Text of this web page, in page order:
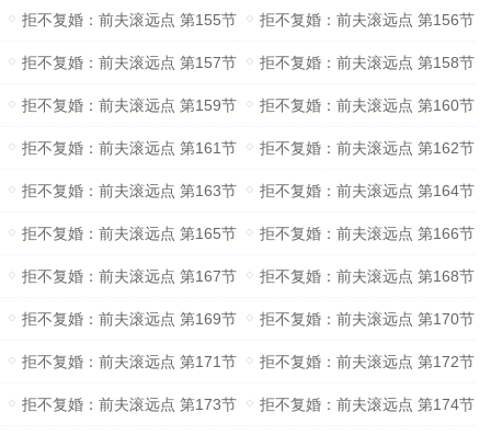
拒不复婚：前夫滚远点 第155节 拒不复婚：前夫滚远点 第156节
拒不复婚：前夫滚远点 第157节 拒不复婚：前夫滚远点 第158节
拒不复婚：前夫滚远点 第159节 拒不复婚：前夫滚远点 第160节
拒不复婚：前夫滚远点 第161节 拒不复婚：前夫滚远点 第162节
拒不复婚：前夫滚远点 第163节 拒不复婚：前夫滚远点 第164节
拒不复婚：前夫滚远点 第165节 拒不复婚：前夫滚远点 第166节
拒不复婚：前夫滚远点 第167节 拒不复婚：前夫滚远点 第168节
拒不复婚：前夫滚远点 第169节 拒不复婚：前夫滚远点 第170节
拒不复婚：前夫滚远点 第171节 拒不复婚：前夫滚远点 第172节
拒不复婚：前夫滚远点 第173节 拒不复婚：前夫滚远点 第174节